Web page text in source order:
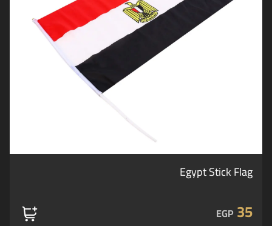
Egypt Stick Flag
35
EGP